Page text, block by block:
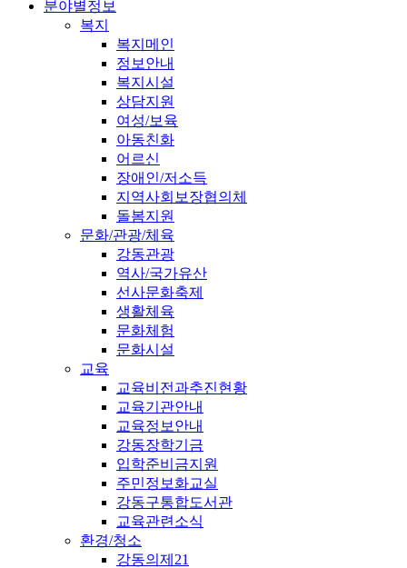
분야별정보
복지
복지메인
정보안내
복지시설
상담지원
여성/보육
아동친화
어르신
장애인/저소득
지역사회보장협의체
돌봄지원
문화/관광/체육
강동관광
역사/국가유산
선사문화축제
생활체육
문화체험
문화시설
교육
교육비전과추진현황
교육기관안내
교육정보안내
강동장학기금
입학준비금지원
주민정보화교실
강동구통합도서관
교육관련소식
환경/청소
강동의제21